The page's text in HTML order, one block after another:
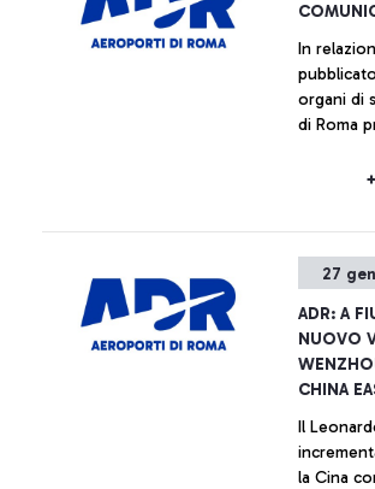
In
organi di
di Roma
nuovo
per27
ADR: A
NUOVO
CHINA
Il
la Cina